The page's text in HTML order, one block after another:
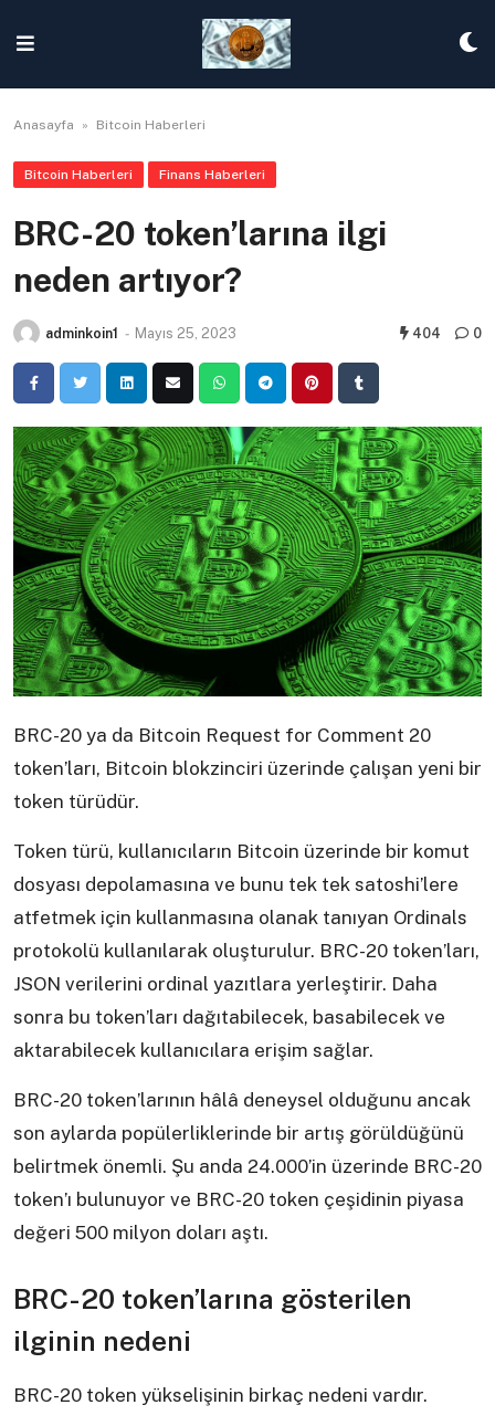
content
Anasayfa » Bitcoin Haberleri
Bitcoin Haberleri Finans Haberleri
BRC-20 token’larına ilgi
neden artıyor?
adminkoin1 - Mayıs 25, 2023 404 0
BRC-20 ya da Bitcoin Request for Comment 20
token’ları, Bitcoin blokzinciri üzerinde çalışan yeni bir
token türüdür.
Token türü, kullanıcıların Bitcoin üzerinde bir komut
dosyası depolamasına ve bunu tek tek satoshi’lere
atfetmek için kullanmasına olanak tanıyan Ordinals
protokolü kullanılarak oluşturulur. BRC-20 token’ları,
JSON verilerini ordinal yazıtlara yerleştirir. Daha
sonra bu token’ları dağıtabilecek, basabilecek ve
aktarabilecek kullanıcılara erişim sağlar.
BRC-20 token’larının hâlâ deneysel olduğunu ancak
son aylarda popülerliklerinde bir artış görüldüğünü
belirtmek önemli. Şu anda 24.000’in üzerinde BRC-20
token’ı bulunuyor ve BRC-20 token çeşidinin piyasa
değeri 500 milyon doları aştı.
BRC-20 token’larına gösterilen
ilginin nedeni
BRC-20 token yükselişinin birkaç nedeni vardır.